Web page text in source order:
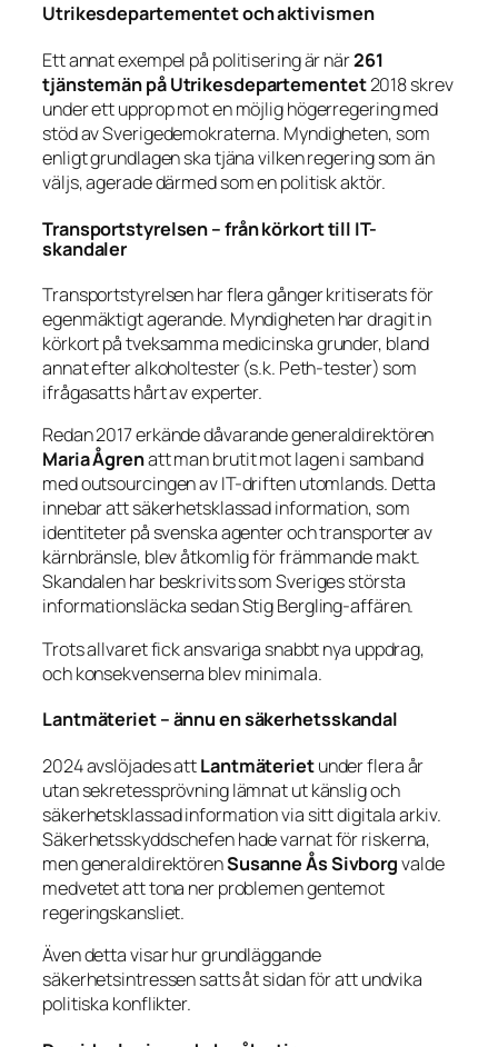
Utrikesdepartementet och aktivismen
Ett annat exempel på politisering är när261
tjänstemän på Utrikesdepartementet2018 skrev
under ett upprop mot en möjlig högerregering med
stöd av Sverigedemokraterna. Myndigheten, som
enligt grundlagen ska tjäna vilken regering som än
väljs, agerade därmed som en politisk aktör.
Transportstyrelsen – från körkort till IT-
skandaler
Transportstyrelsen har flera gånger kritiserats för
egenmäktigt agerande. Myndigheten har dragit in
körkort på tveksamma medicinska grunder, bland
annat efter alkoholtester (s.k. Peth-tester) som
ifrågasatts hårt av experter.
Redan 2017 erkände dåvarande generaldirektören
Maria Ågrenatt man brutit mot lagen i samband
med outsourcingen av IT-driften utomlands. Detta
innebar att säkerhetsklassad information, som
identiteter på svenska agenter och transporter av
kärnbränsle, blev åtkomlig för främmande makt.
Skandalen har beskrivits som Sveriges största
informationsläcka sedan Stig Bergling-affären.
Trots allvaret fick ansvariga snabbt nya uppdrag,
och konsekvenserna blev minimala.
Lantmäteriet – ännu en säkerhetsskandal
2024 avslöjades attLantmäterietunder flera år
utan sekretessprövning lämnat ut känslig och
säkerhetsklassad information via sitt digitala arkiv.
Säkerhetsskyddschefen hade varnat för riskerna,
men generaldirektörenSusanne Ås Sivborgvalde
medvetet att tona ner problemen gentemot
regeringskansliet.
Även detta visar hur grundläggande
säkerhetsintressen satts åt sidan för att undvika
politiska konflikter.